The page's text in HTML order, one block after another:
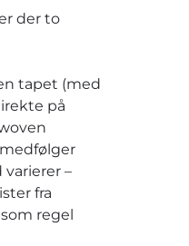
der to
tapet (med
på
–
fra
regel